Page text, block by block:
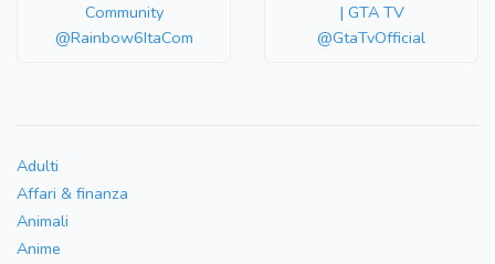
Community
@Rainbow6ItaCom
| GTA TV
@GtaTvOfficial
Adulti
Affari & finanza
Animali
Anime